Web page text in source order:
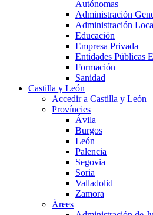
Autónomas
Administración
Administración
Educación
Empresa Privada
Entidades Públicas
Formación
Sanidad
Castilla y León
Accedir a Castilla y León
Províncies
Ávila
Burgos
León
Palencia
Segovia
Soria
Valladolid
Zamora
Àrees